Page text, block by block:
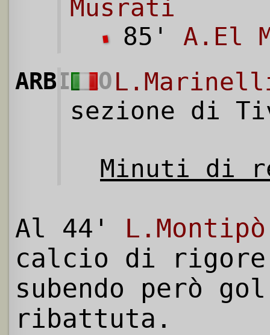
Musrati
85' A.El
ARBITRO
sezione di
Minuti di
Al 44' L.Montipò
calcio di
subendo però
ribattuta.